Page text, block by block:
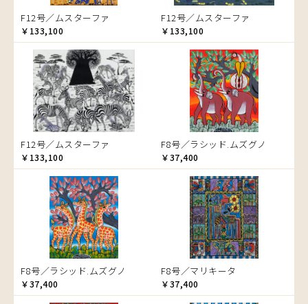
トカゲ
トンボ
日常
ニワトリ
バオバブの木
バッファロー
花
ヒョウ
フクロウ
ブドウの木
フラミンゴ
ヘビ
ペンギン
星空
マーケット
マサイ
マンゴーの木
F12号／ムスターファ
￥133,100
F12号／ムスターファ
￥133,100
F12号／ムスターファ
￥133,100
F8号／ラシッド.ムズグノ
￥37,400
F8号／ラシッド.ムズグノ
￥37,400
F8号／マリキータ
￥37,400